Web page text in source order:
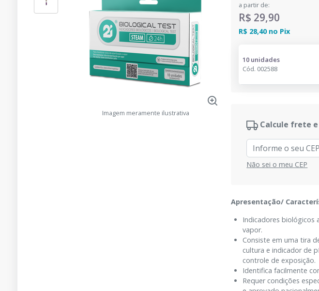
Imagem meramente ilustrativa
a partir de:
R$ 29,90
R$ 28,40 no Pix
10 unidades
Cód. 002588
Calcule frete
Não sei o meu CEP
Apresentação/
Indicadores biológicos
vapor.
Consiste em uma tira
cultura e indicador de
controle de exposição.
Identifica facilmente
Requer condições